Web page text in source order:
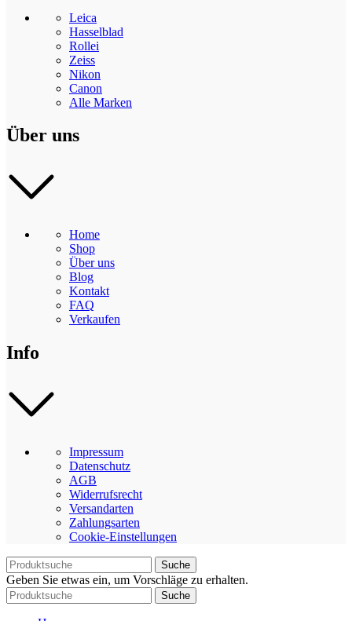
Leica
Hasselblad
Rollei
Zeiss
Nikon
Canon
Alle Marken
Über uns
Home
Shop
Über uns
Blog
Kontakt
FAQ
Verkaufen
Info
Impressum
Datenschutz
AGB
Widerrufsrecht
Versandarten
Zahlungsarten
Cookie-Einstellungen
Suche
Geben Sie etwas ein, um Vorschläge zu erhalten.
Suche